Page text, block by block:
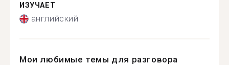
ИЗУЧАЕТ
английский
Мои любимые темы для разговора